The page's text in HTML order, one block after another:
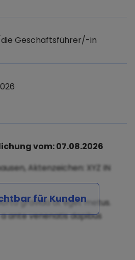
Geschäftsführer/-in
vom: 07.08.2026
Aktenzeichen: XYZ IN
gravida at eget metus.
ante venenatis dapibus
für Kunden